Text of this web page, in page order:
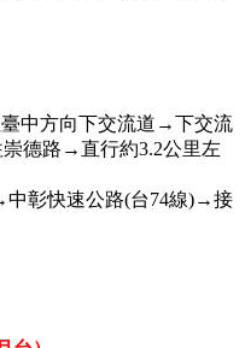
中方向下交流道→下交流
德路→直行約3.2公里左
中彰快速公路(台74線)→接